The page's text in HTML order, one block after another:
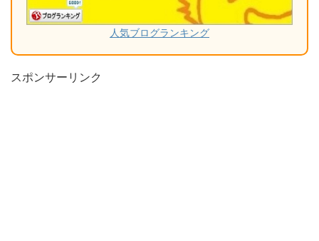
人気ブログランキング
スポンサーリンク